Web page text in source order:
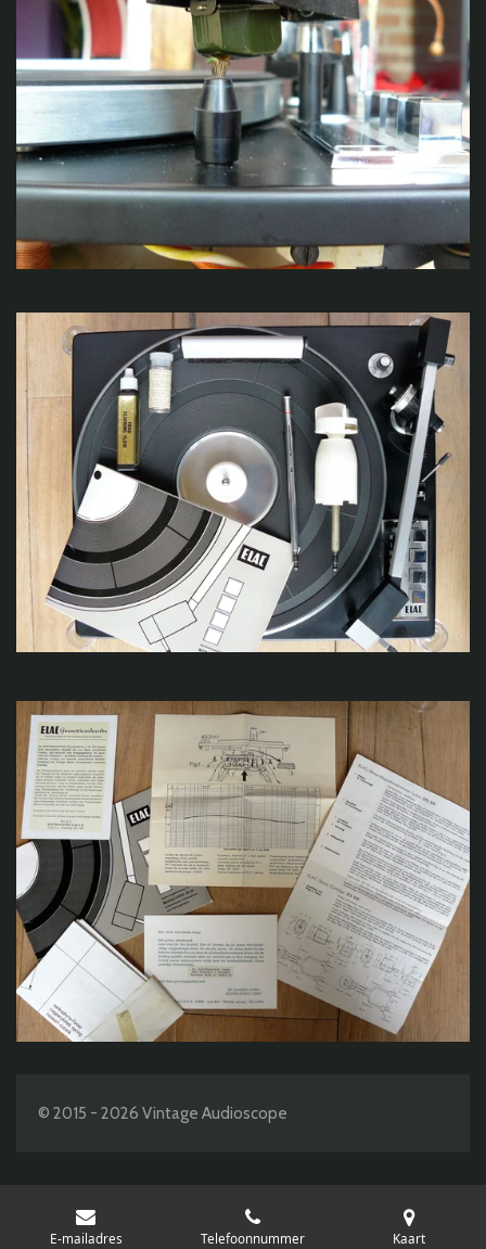
© 2015 - 2026 Vintage Audioscope
E-mailadres Telefoonnummer Kaart